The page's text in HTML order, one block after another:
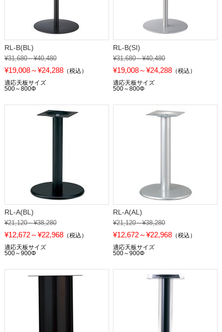
RL-B(BL)
¥31,680～¥40,480
¥19,008～¥24,288（税込）
適応天板サイズ
500～800Φ
RL-B(SI)
¥31,680～¥40,480
¥19,008～¥24,288 （税込）
適応天板サイズ
500～800Φ
RL-A(BL)
¥21,120～¥38,280
¥12,672～¥22,968（税込）
適応天板サイズ
500～900Φ
RL-A(AL)
¥21,120～¥38,280
¥12,672～¥22,968 （税込）
適応天板サイズ
500～900Φ